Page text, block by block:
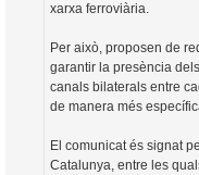
xarxa ferroviària.
Per això, proposen de
garantir la presència
canals bilaterals entre
de manera més
El comunicat és signat
Catalunya, entre les